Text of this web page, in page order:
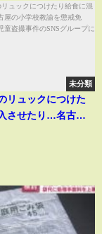
未分類
リュックにつけた
させたり…名古屋